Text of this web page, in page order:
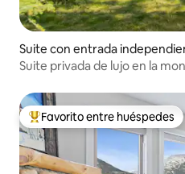
Suite con entrada
o. 8
Suite privada de lujo en la
De los mejores en Favorito
Favorito entre huéspedes